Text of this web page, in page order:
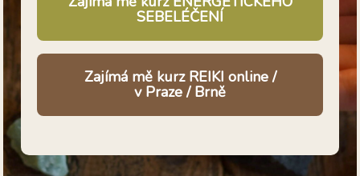
SEBELÉČENÍ
Zajímá mě kurz REIKI online /
v Praze / Brně